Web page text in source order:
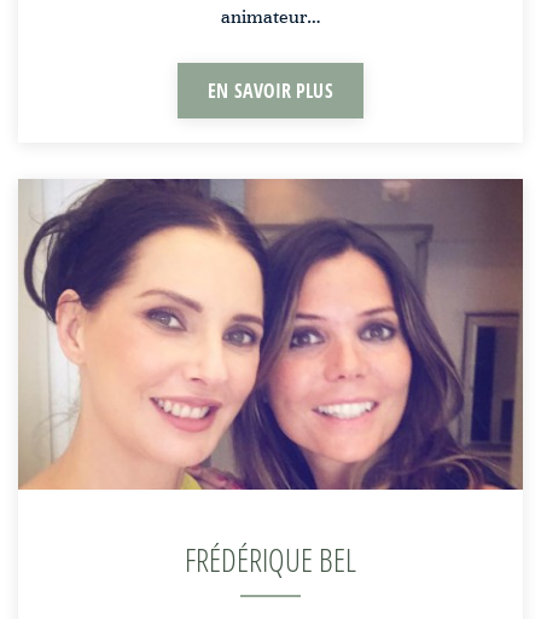
animateur…
EN SAVOIR PLUS
FRÉDÉRIQUE BEL
Bel